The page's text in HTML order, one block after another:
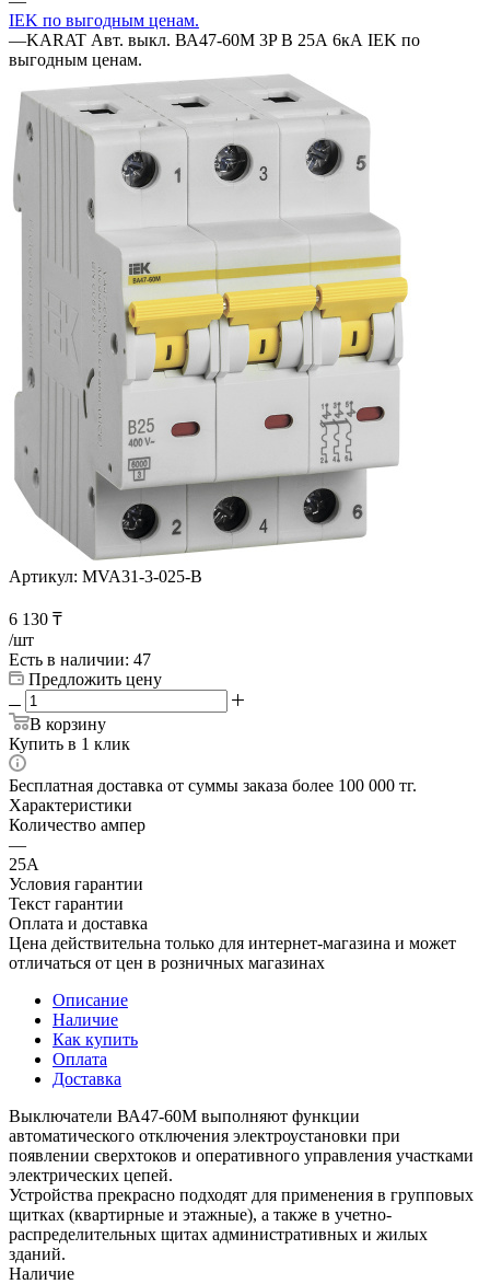
IEK по выгодным ценам.
—KARAT Авт. выкл. ВА47-60M 3P B 25А 6кА IEK по
выгодным ценам.
Артикул: MVA31-3-025-B
6 130 ₸
/шт
Есть в наличии: 47
Предложить цену
В корзину
Купить в 1 клик
Бесплатная доставка от суммы заказа более 100 000 тг.
Характеристики
Количество ампер
—
25А
Условия гарантии
Текст гарантии
Оплата и доставка
Цена действительна только для интернет-магазина и может
отличаться от цен в розничных магазинах
Описание
Наличие
Как купить
Оплата
Доставка
Выключатели ВА47-60М выполняют функции
автоматического отключения электроустановки при
появлении сверхтоков и оперативного управления участками
электрических цепей.
Устройства прекрасно подходят для применения в групповых
щитках (квартирные и этажные), а также в учетно-
распределительных щитах административных и жилых
зданий.
Наличие